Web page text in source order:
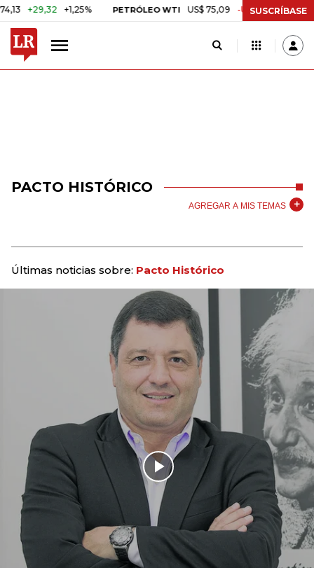
+1,25% PETRÓLEO WTI US$ 75,09 -US$ 0,24 -0,32%
SUSCRÍBASE
PACTO HISTÓRICO
AGREGAR A MIS TEMAS
Últimas noticias sobre: Pacto Histórico